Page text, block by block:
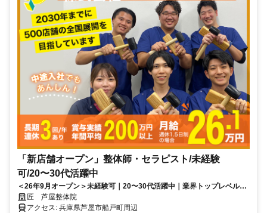
「新店舗オープン」整体師・セラピスト/未経験
可/20〜30代活躍中
＜26年9月オープン＞未経験可｜20〜30代活躍中｜業界トップレベルの
給与水準｜初回ボーナス80万円・賞与500万円の支給実績あり
匠 芦屋整体院
アクセス: 兵庫県芦屋市船戸町周辺